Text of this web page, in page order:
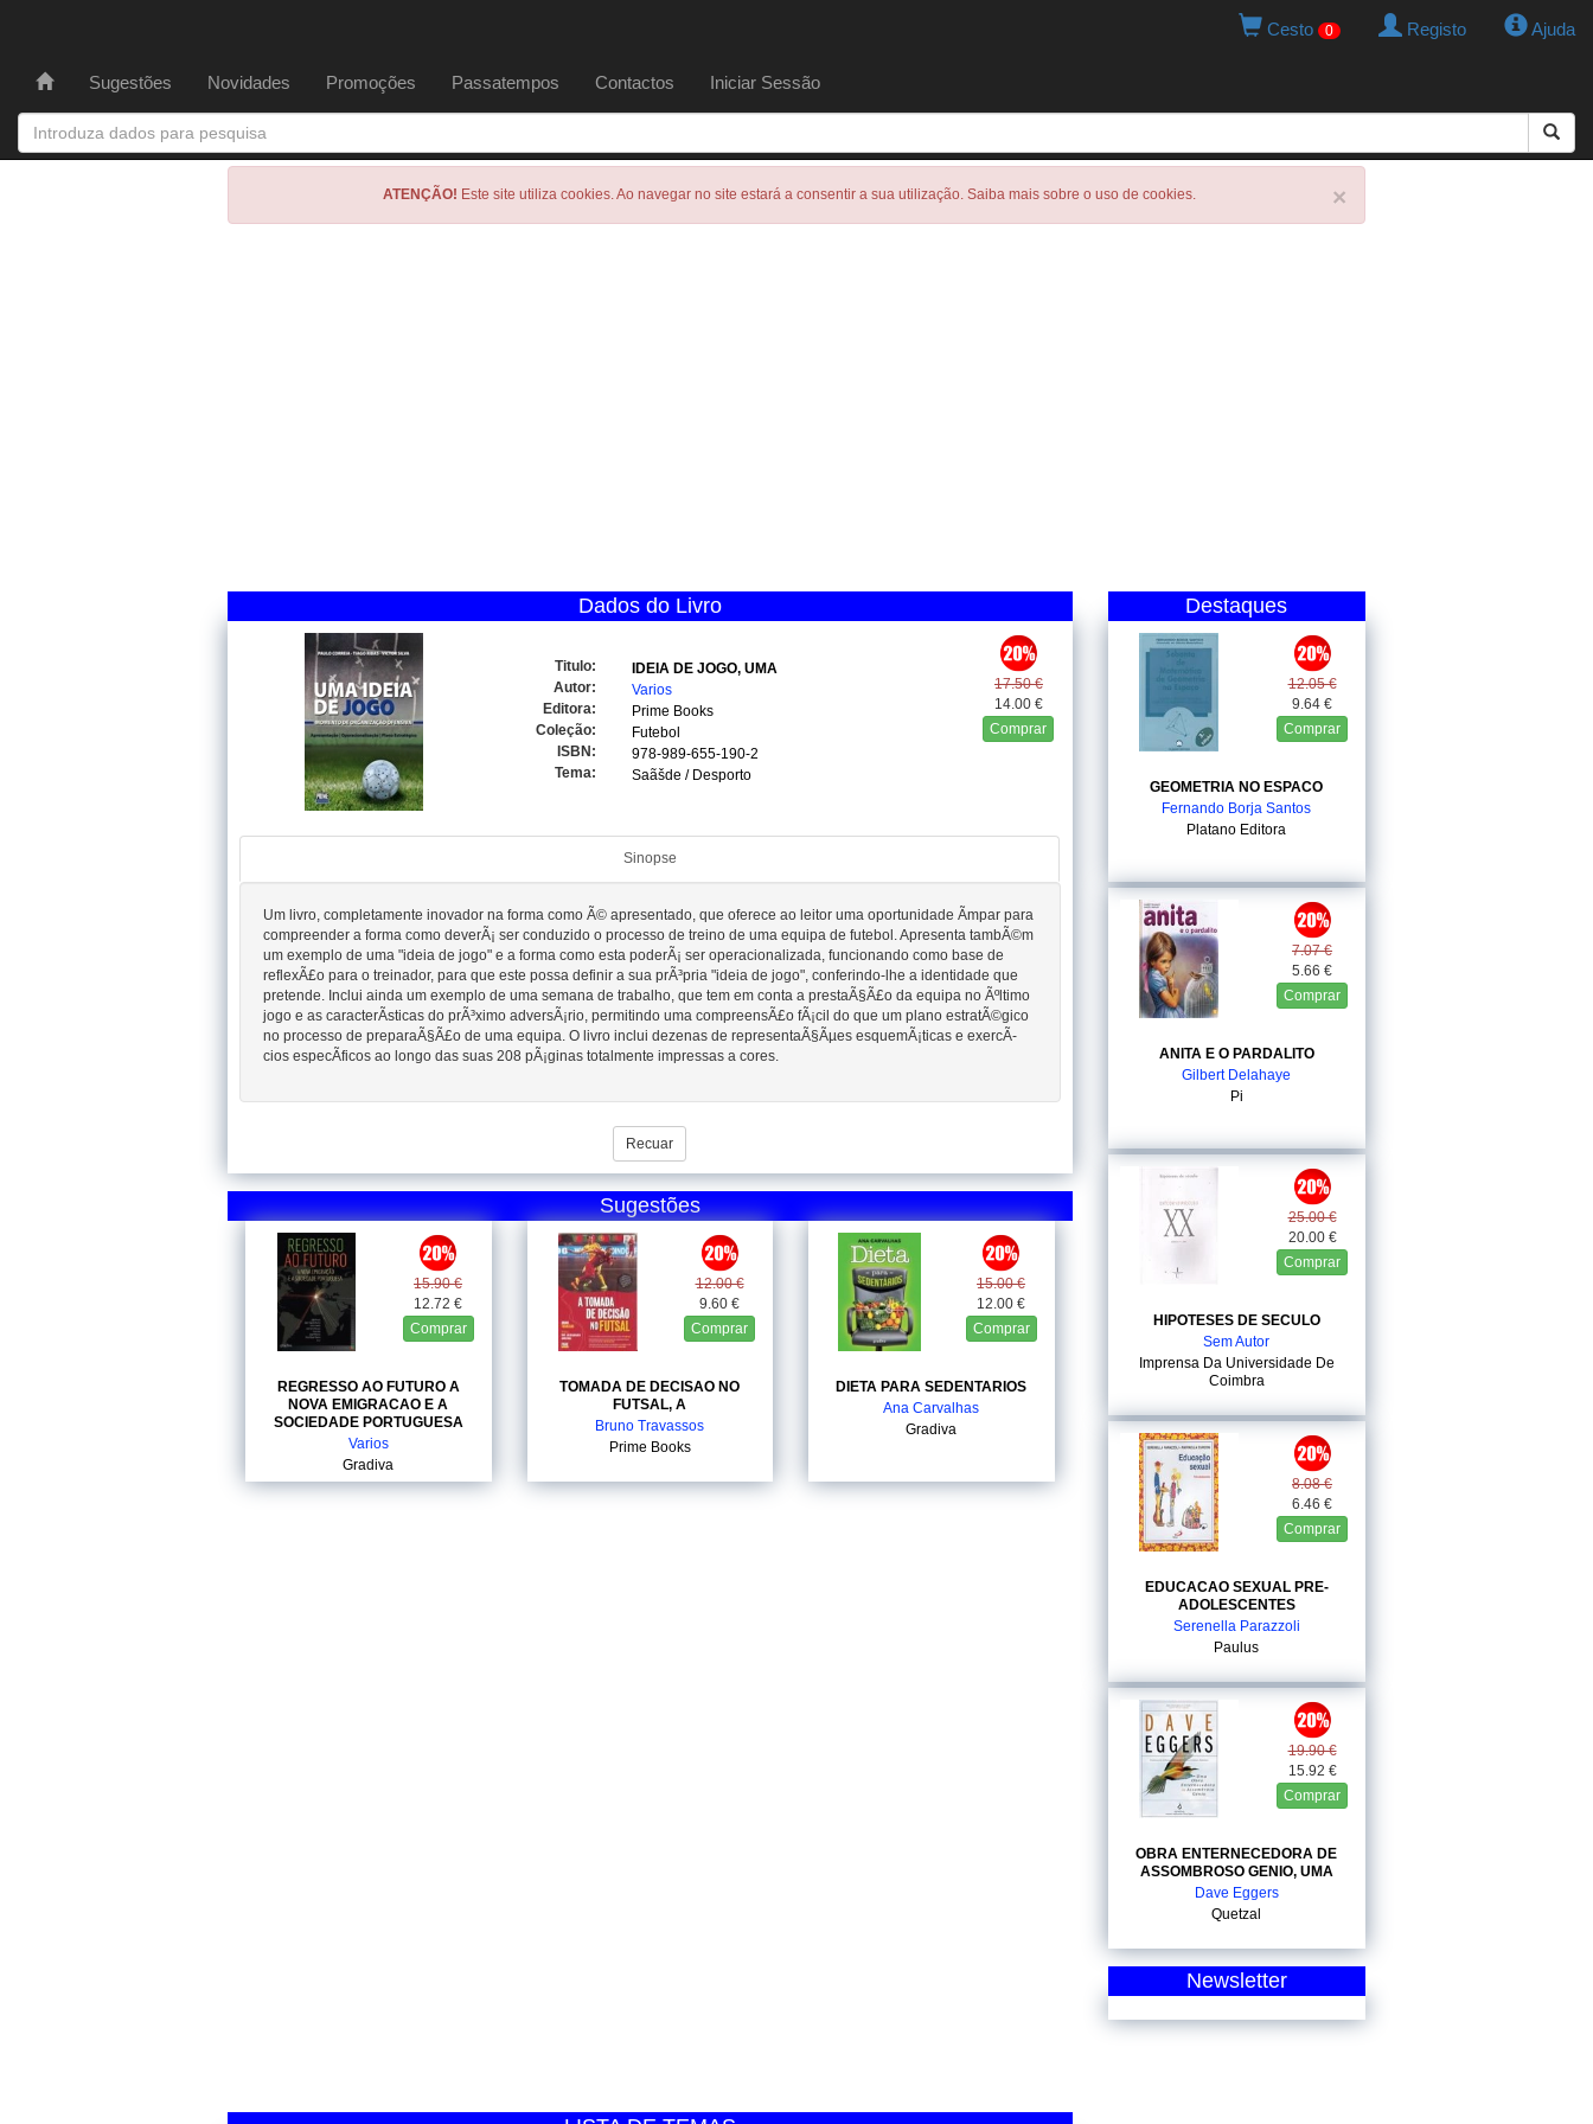
Cesto 0 Registo Ajuda
Sugestões Novidades Promoções Passatempos Contactos Iniciar Sessão
×
ATENÇÃO! Este site utiliza cookies. Ao navegar no site estará a consentir a sua utilização. Saiba mais sobre o uso de cookies.
Dados do Livro
17.50 €
14.00 €
Comprar
Titulo:
IDEIA DE JOGO, UMA
Autor:
Varios
Editora:
Prime Books
Coleção:
Futebol
ISBN:
978-989-655-190-2
Tema:
Saãšde / Desporto
Sinopse
Um livro, completamente inovador na forma como Ã© apresentado, que oferece ao leitor uma oportunidade Ã­mpar para
compreender a forma como deverÃ¡ ser conduzido o processo de treino de uma equipa de futebol. Apresenta tambÃ©m
um exemplo de uma "ideia de jogo" e a forma como esta poderÃ¡ ser operacionalizada, funcionando como base de
reflexÃ£o para o treinador, para que este possa definir a sua prÃ³pria "ideia de jogo", conferindo-lhe a identidade que
pretende. Inclui ainda um exemplo de uma semana de trabalho, que tem em conta a prestaÃ§Ã£o da equipa no Ãºltimo
jogo e as caracterÃ­sticas do prÃ³ximo adversÃ¡rio, permitindo uma compreensÃ£o fÃ¡cil do que um plano estratÃ©gico
no processo de preparaÃ§Ã£o de uma equipa. O livro inclui dezenas de representaÃ§Ãµes esquemÃ¡ticas e exercÃ­
cios especÃ­ficos ao longo das suas 208 pÃ¡ginas totalmente impressas a cores.
Recuar
Sugestões
15.90 €
12.72 €
Comprar
REGRESSO AO FUTURO A
NOVA EMIGRACAO E A
SOCIEDADE PORTUGUESA
Varios
Gradiva
12.00 €
9.60 €
Comprar
TOMADA DE DECISAO NO
FUTSAL, A
Bruno Travassos
Prime Books
15.00 €
12.00 €
Comprar
DIETA PARA SEDENTARIOS
Ana Carvalhas
Gradiva
Destaques
12.05 €
9.64 €
Comprar
GEOMETRIA NO ESPACO
Fernando Borja Santos
Platano Editora
7.07 €
5.66 €
Comprar
ANITA E O PARDALITO
Gilbert Delahaye
Pi
25.00 €
20.00 €
Comprar
HIPOTESES DE SECULO
Sem Autor
Imprensa Da Universidade De
Coimbra
8.08 €
6.46 €
Comprar
EDUCACAO SEXUAL PRE-
ADOLESCENTES
Serenella Parazzoli
Paulus
19.90 €
15.92 €
Comprar
OBRA ENTERNECEDORA DE
ASSOMBROSO GENIO, UMA
Dave Eggers
Quetzal
Newsletter